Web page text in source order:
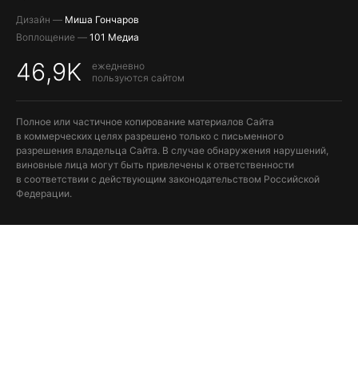
Дизайн — Миша Гончаров
Воплощение — 101 Медиа
46,9K
ежедневно
пользуются сайтом
Полное или частичное копирование материалов Сайта
в коммерческих целях разрешено только с письменного
разрешения владельца Сайта. В случае обнаружения нарушений,
виновные лица могут быть привлечены к ответственности
в соответствии с действующим законодательством Российской
Федерации.